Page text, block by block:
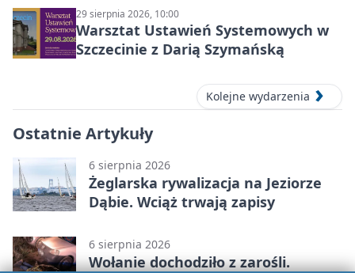
29 sierpnia 2026, 10:00
Warsztat Ustawień Systemowych w
Szczecinie z Darią Szymańską
Kolejne wydarzenia
Ostatnie Artykuły
6 sierpnia 2026
Żeglarska rywalizacja na Jeziorze
Dąbie. Wciąż trwają zapisy
6 sierpnia 2026
Wołanie dochodziło z zarośli.